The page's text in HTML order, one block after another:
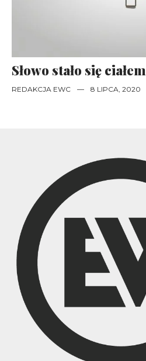
Słowo stało się ciałem
REDAKCJA EWC — 8 LIPCA, 2020